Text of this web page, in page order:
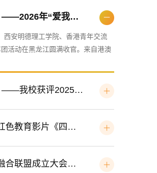
踏遍龙江山河阔 同心赓续中华魂 ——2026年“爱我中华”青年大汇聚火车团哈尔滨行圆满收官！
西安明德理工学院、香港青年交流
活动在黑龙江圆满收官。来自港澳
，依托学校“三三四”实践育人体
科普与青年交流的思政实践活...
以赛促教深融合 以赛育人结硕果 ——我校获评2025年度蓝桥杯“赛教融合示范单位”荣誉称号
机关党委组织党员干部集中观看红色教育影片《四渡》
我校受邀参加西部民办高校产教融合联盟成立大会并获授“理事单位”